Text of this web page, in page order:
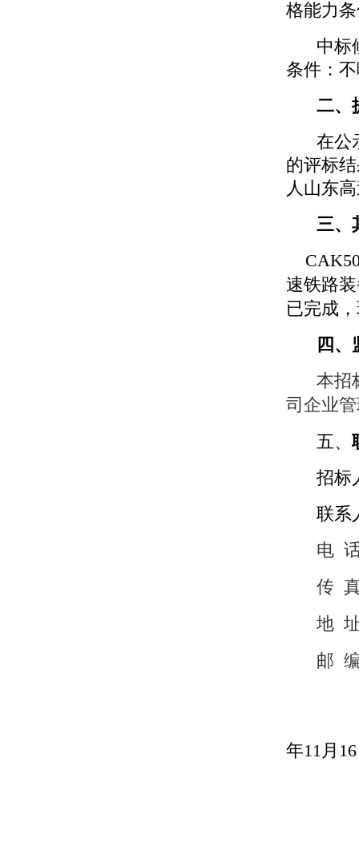
格能力
中标
条件：
二、
在公
的评标
人山东
三、
速铁路
已完成
四、
本招
司企业
五、
招标
联系
电
传
地
邮
年11月